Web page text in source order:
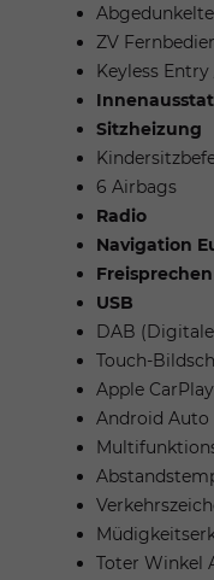
ZV
Keyless
Sitzheizung
6 Airbags
Radio
Navigation
USB
DAB
Touch-
Apple CarPlay
Android Auto
Toter Winkel